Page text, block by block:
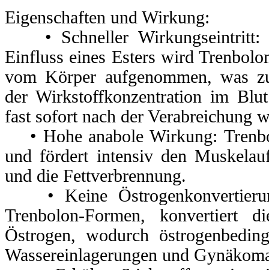
Eigenschaften und Wirkung:
• Schneller Wirkungseintritt:
Einfluss eines Esters wird
vom Körper aufgenommen, was
der Wirkstoffkonzentration im
fast sofort nach der Verabreichung
• Hohe anabole Wirkung:
und fördert intensiv den
und die Fettverbrennung.
• Keine
Trenbolon-Formen, konvertiert
Östrogen, wodurch
Wassereinlagerungen und